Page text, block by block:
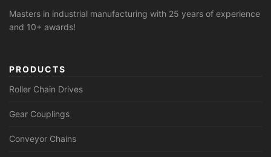
Masters in industrial manufacturing with 25 years of experience
and 10+ awards!
PRODUCTS
Roller Chain Drives
Gear Couplings
Conveyor Chains